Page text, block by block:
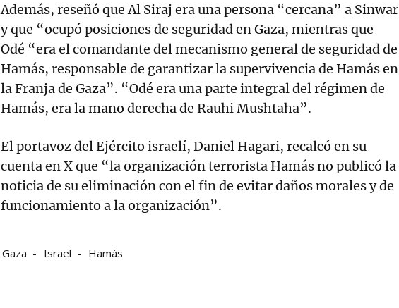
Además, reseñó que Al Siraj era una persona “cercana” a Sinwar
y que “ocupó posiciones de seguridad en Gaza, mientras que
Odé “era el comandante del mecanismo general de seguridad de
Hamás, responsable de garantizar la supervivencia de Hamás en
la Franja de Gaza”. “Odé era una parte integral del régimen de
Hamás, era la mano derecha de Rauhi Mushtaha”.
El portavoz del Ejército israelí, Daniel Hagari, recalcó en su
cuenta en X que “la organización terrorista Hamás no publicó la
noticia de su eliminación con el fin de evitar daños morales y de
funcionamiento a la organización”.
Gaza Israel Hamás